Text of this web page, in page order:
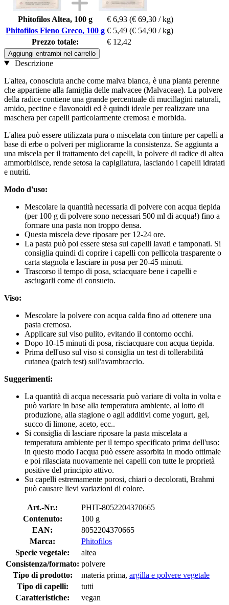
Phitofilos Altea, 100 g € 6,93 (€ 69,30 / kg)
Phitofilos Fieno Greco, 100 g € 5,49 (€ 54,90 / kg)
Prezzo totale:
€ 12,42
Aggiungi entrambi nel carrello
Descrizione
L'altea, conosciuta anche come malva bianca, è una pianta perenne
che appartiene alla famiglia delle malvacee (Malvaceae). La polvere
della radice contiene una grande percentuale di mucillagini naturali,
amido, pectine e flavonoidi ed è quindi ideale per realizzare una
maschera per capelli particolarmente cremosa e morbida.
L'altea può essere utilizzata pura o miscelata con tinture per capelli a
base di erbe o polveri per migliorarne la consistenza. Se aggiunta a
una miscela per il trattamento dei capelli, la polvere di radice di altea
ammorbidisce, rende setosa la capigliatura, lasciando i capelli idratati
e nutriti.
Modo d'uso:
Mescolare la quantità necessaria di polvere con acqua tiepida
(per 100 g di polvere sono necessari 500 ml di acqua!) fino a
formare una pasta non troppo densa.
Questa miscela deve riposare per 12-24 ore.
La pasta può poi essere stesa sui capelli lavati e tamponati. Si
consiglia quindi di coprire i capelli con pellicola trasparente o
carta stagnola e lasciare in posa per 20-45 minuti.
Trascorso il tempo di posa, sciacquare bene i capelli e
asciugarli come di consueto.
Viso:
Mescolare la polvere con acqua calda fino ad ottenere una
pasta cremosa.
Applicare sul viso pulito, evitando il contorno occhi.
Dopo 10-15 minuti di posa, risciacquare con acqua tiepida.
Prima dell'uso sul viso si consiglia un test di tollerabilità
cutanea (patch test) sull'avambraccio.
Suggerimenti:
La quantità di acqua necessaria può variare di volta in volta e
può variare in base alla temperatura ambiente, al lotto di
produzione, alla stagione o agli additivi come yogurt, gel,
succo di limone, aceto, ecc..
Si consiglia di lasciare riposare la pasta miscelata a
temperatura ambiente per il tempo specificato prima dell'uso:
in questo modo l'acqua può essere assorbita in modo ottimale
e poi rilasciata nuovamente nei capelli con tutte le proprietà
positive del principio attivo.
Su capelli estremamente porosi, chiari o decolorati, Brahmi
può causare lievi variazioni di colore.
Art.-Nr.:
PHIT-8052204370665
Contenuto:
100 g
EAN:
8052204370665
Marca:
Phitofilos
Specie vegetale:
altea
Consistenza/formato: polvere
Tipo di prodotto:
materia prima, argilla e polvere vegetale
Tipo di capelli:
tutti
Caratteristiche:
vegan